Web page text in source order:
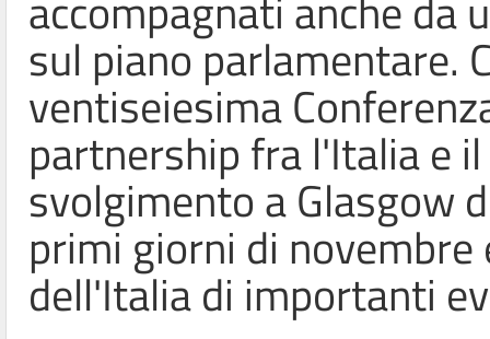
sul piano parlamentare.
ventiseiesima
partnership fra l'Italia e
svolgimento a Glasgow
primi giorni di
dell'Italia di importanti